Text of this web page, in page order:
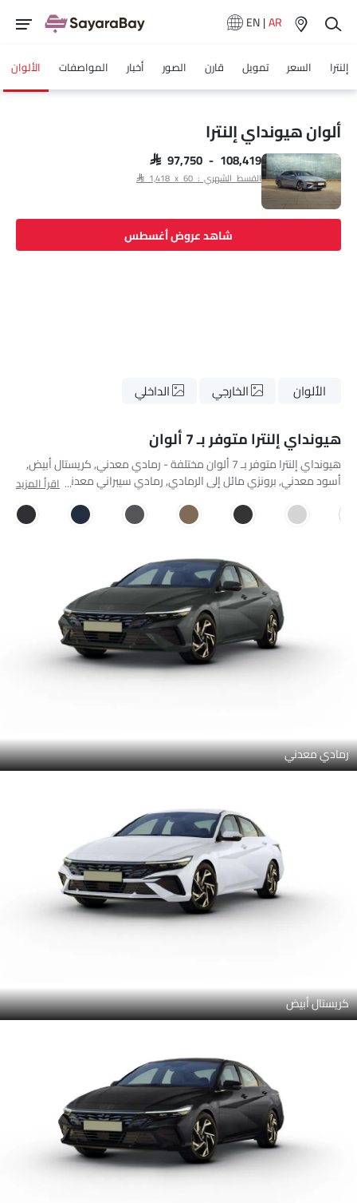
EN|AR
إلنترا السعر تمويل قارن الصور أخبار المواصفات الألوان
ألوان هيونداي إلنترا
SAR 97,750 - 108,419
القسط الشهري : SAR 1,418 x 60
شاهد عروض أغسطس
الألوان الخارجي الداخلي
هيونداي إلنترا متوفر بـ 7 ألوان
هيونداي إلنترا متوفر بـ 7 ألوان مختلفة - رمادي معدني, كريستال أبيض,
أسود معدني, برونزي مائل إلى الرمادي, رمادي سيبراني معدني, Blue
اقرأ المزيد
رمادي معدني
كريستال أبيض